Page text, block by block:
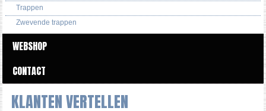
Trappen
Zwevende trappen
WEBSHOP
CONTACT
KLANTEN VERTELLEN